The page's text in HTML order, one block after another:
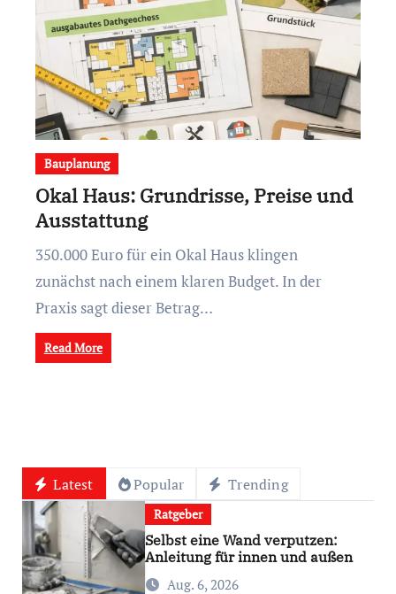
Bauplanung
Okal Haus: Grundrisse, Preise und
Ausstattung
350.000 Euro für ein Okal Haus klingen
zunächst nach einem klaren Budget. In der
Praxis sagt dieser Betrag…
Read More
Latest Popular Trending
Ratgeber
Selbst eine Wand verputzen:
Anleitung für innen und außen
Aug. 6, 2026